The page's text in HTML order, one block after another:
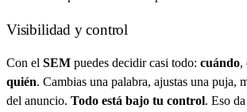
Visibilidad y control
Con el SEM puedes decidir casi todo: cuándo,
quién. Cambias una palabra, ajustas una puja,
del anuncio. Todo está bajo tu control. Eso da